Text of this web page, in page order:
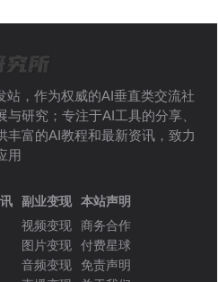
站，作为权威的AI垂直类交流社
研究；专注于AI工具的分享、
丰富的AI教程和最新资讯，致力
用
副业变现
视频变现
图片变现
音频变现
本站声明
商务合作
付费星球
免责声明